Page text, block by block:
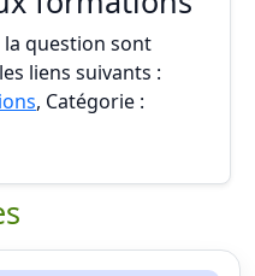
la question sont
liens suivants :
, Catégorie :